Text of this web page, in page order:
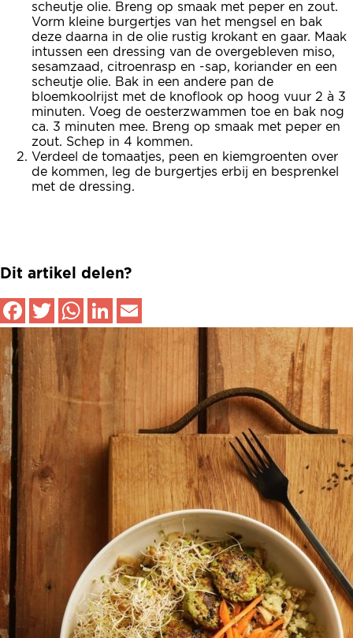
scheutje olie. Breng op smaak met peper en zout.
Vorm kleine burgertjes van het mengsel en bak
deze daarna in de olie rustig krokant en gaar. Maak
intussen een dressing van de overgebleven miso,
sesamzaad, citroenrasp en -sap, koriander en een
scheutje olie. Bak in een andere pan de
bloemkoolrijst met de knoflook op hoog vuur 2 à 3
minuten. Voeg de oesterzwammen toe en bak nog
ca. 3 minuten mee. Breng op smaak met peper en
zout. Schep in 4 kommen.
Verdeel de tomaatjes, peen en kiemgroenten over
de kommen, leg de burgertjes erbij en besprenkel
met de dressing.
Dit artikel delen?